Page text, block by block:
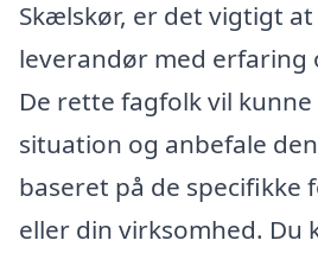
Skælskør, er det vigtigt
leverandør med erfaring
De rette fagfolk vil
situation og anbefale
baseret på de specifikke
eller din virksomhed. Du